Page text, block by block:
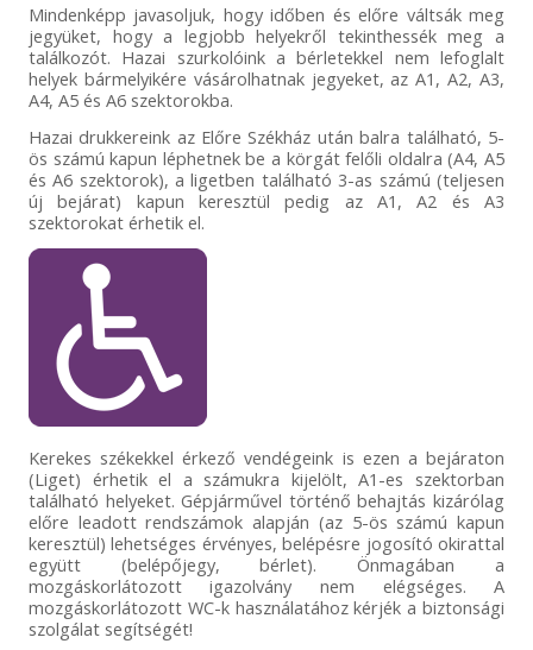
Mindenképp javasoljuk, hogy időben és előre váltsák meg
jegyüket, hogy a legjobb helyekről tekinthessék meg a
találkozót. Hazai szurkolóink a bérletekkel nem lefoglalt
helyek bármelyikére vásárolhatnak jegyeket, az A1, A2, A3,
A4, A5 és A6 szektorokba.
Hazai drukkereink az Előre Székház után balra található, 5-
ös számú kapun léphetnek be a körgát felőli oldalra (A4, A5
és A6 szektorok), a ligetben található 3-as számú (teljesen
új bejárat) kapun keresztül pedig az A1, A2 és A3
szektorokat érhetik el.
Kerekes székekkel érkező vendégeink is ezen a bejáraton
(Liget) érhetik el a számukra kijelölt, A1-es szektorban
található helyeket. Gépjárművel történő behajtás kizárólag
előre leadott rendszámok alapján (az 5-ös számú kapun
keresztül) lehetséges érvényes, belépésre jogosító okirattal
együtt (belépőjegy, bérlet). Önmagában a
mozgáskorlátozott igazolvány nem elégséges. A
mozgáskorlátozott WC-k használatához kérjék a biztonsági
szolgálat segítségét!